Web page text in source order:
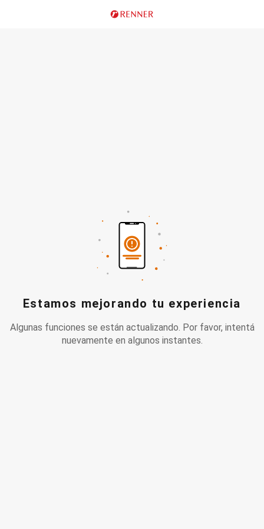
Estamos mejorando tu experiencia
Algunas funciones se están actualizando. Por favor, intentá
nuevamente en algunos instantes.